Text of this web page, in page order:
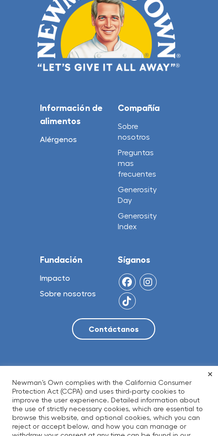
Información de
alimentos
Alérgenos
Compañía
Sobre
nosotros
Preguntas
mas
frecuentes
Generosity
Day
Generosity
Index
Fundación
Impacto
Sobre nosotros
Síganos
Política de privacidad
Términos de Uso
Accesibilidad
Transparencia
Newman’s Own complies with the California Consumer
Protection Act (CCPA) and uses third-party cookies to
improve the user experience. Detailed information about
the use of strictly necessary cookies, which are essential to
browse this website, and optional cookies, which you can
reject or accept below, and how you can manage or
×